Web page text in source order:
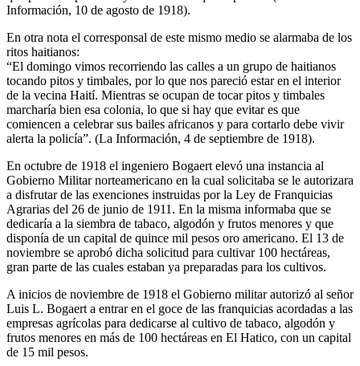
Información, 10 de agosto de 1918).
En otra nota el corresponsal de este mismo medio se alarmaba de los
ritos haitianos:
“El domingo vimos recorriendo las calles a un grupo de haitianos
tocando pitos y timbales, por lo que nos pareció estar en el interior
de la vecina Haití. Mientras se ocupan de tocar pitos y timbales
marcharía bien esa colonia, lo que si hay que evitar es que
comiencen a celebrar sus bailes africanos y para cortarlo debe vivir
alerta la policía”. (La Información, 4 de septiembre de 1918).
En octubre de 1918 el ingeniero Bogaert elevó una instancia al
Gobierno Militar norteamericano en la cual solicitaba se le autorizara
a disfrutar de las exenciones instruidas por la Ley de Franquicias
Agrarias del 26 de junio de 1911. En la misma informaba que se
dedicaría a la siembra de tabaco, algodón y frutos menores y que
disponía de un capital de quince mil pesos oro americano. El 13 de
noviembre se aprobó dicha solicitud para cultivar 100 hectáreas,
gran parte de las cuales estaban ya preparadas para los cultivos.
A inicios de noviembre de 1918 el Gobierno militar autorizó al señor
Luis L. Bogaert a entrar en el goce de las franquicias acordadas a las
empresas agrícolas para dedicarse al cultivo de tabaco, algodón y
frutos menores en más de 100 hectáreas en El Hatico, con un capital
de 15 mil pesos.